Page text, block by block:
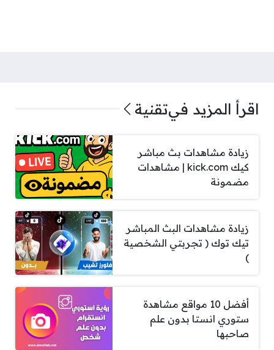
اقرأ المزيد فيتقنية
زيادة مشاهدات بث مباشر
كيك kick.com | مشاهدات
مضمونة
زيادة مشاهدات البث المباشر
تيك توك ( تجربتي الشخصية
)
أفضل 10 مواقع مشاهدة
ستوري انستا بدون علم
صاحبها